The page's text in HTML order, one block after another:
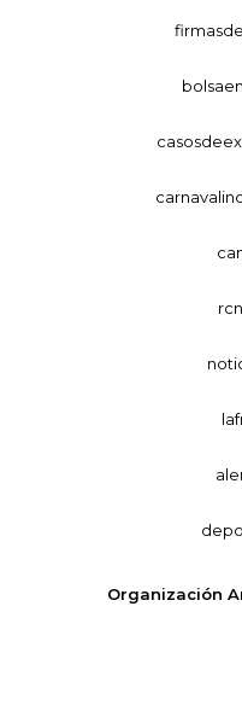
Organización